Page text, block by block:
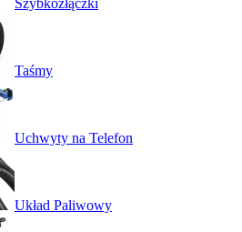
Szybkozłączki
Taśmy
Uchwyty na Telefon
Układ Paliwowy